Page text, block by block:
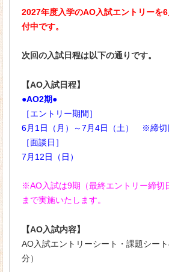
2027年度入学のAO入試エントリーを
付中です。
次回の入試日程は以下の通りです。
【AO入試日程】
●AO2期●
［エントリー期間］
6月1日（月）～7月4日（土） ※締切
［面談日］
7月12日（日）
※AO入試は9期（最終エントリー締切
まで実施いたします。
【AO入試内容】
AO入試エントリーシート・課題シー
分）